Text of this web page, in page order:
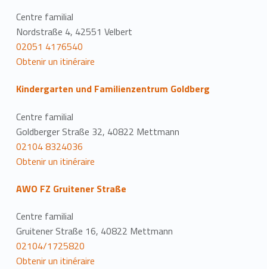
Centre familial
Nordstraße 4, 42551 Velbert
02051 4176540
Obtenir un itinéraire
Kindergarten und Familienzentrum Goldberg
Centre familial
Goldberger Straße 32, 40822 Mettmann
02104 8324036
Obtenir un itinéraire
AWO FZ Gruitener Straße
Centre familial
Gruitener Straße 16, 40822 Mettmann
02104/1725820
Obtenir un itinéraire